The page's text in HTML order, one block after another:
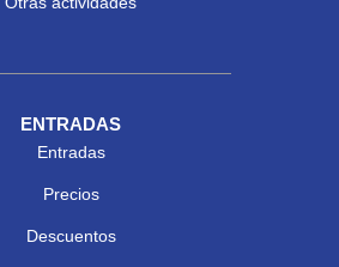
ENTRADAS
Entradas
Precios
Descuentos